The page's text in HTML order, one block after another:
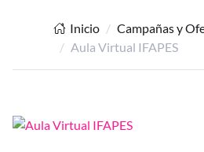
Inicio
Campañas y
Aula Virtual IFAPES